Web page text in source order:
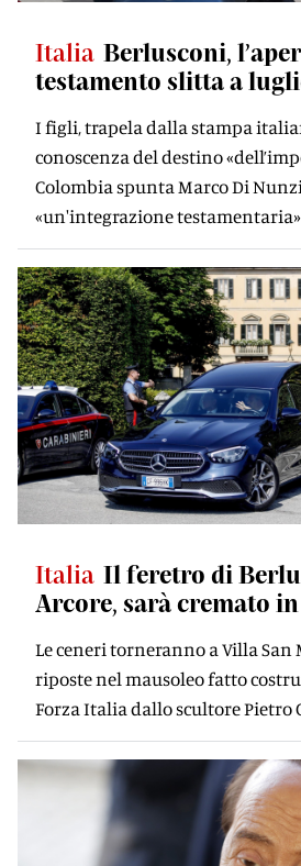
Italia Berlusconi,
testamento slitta a
I figli, trapela dalla stampa
conoscenza del destino
Colombia spunta Marco Di
«un'integrazione testamentaria»
Italia Il feretro di
Arcore, sarà cremato
Le ceneri torneranno a Villa San
riposte nel mausoleo fatto
Forza Italia dallo scultore Pietro